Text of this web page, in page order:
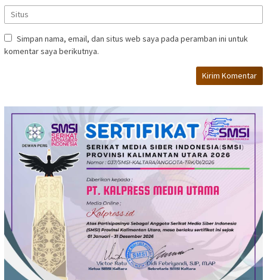
Simpan nama, email, dan situs web saya pada peramban ini untuk
komentar saya berikutnya.